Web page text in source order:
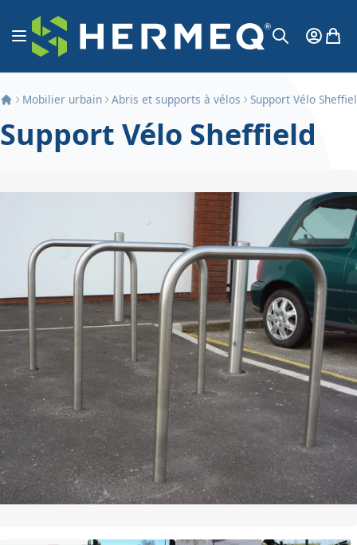
Aller au contenu
Affichage navigation
MonMon
Mobilier urbain Abris et supports à vélos Support Vélo
Support Vélo Sheffield